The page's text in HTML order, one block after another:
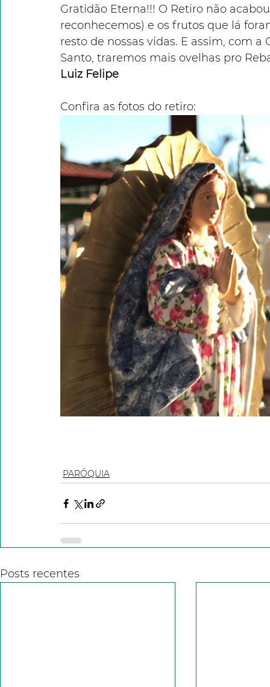
Gratidão Eterna!!! O Retiro não
reconhecemos) e os frutos que lá
resto de nossas vidas. E assim, com
Santo, traremos mais ovelhas pro
Luiz Felipe
Confira as fotos do retiro:
PARÓQUIA
Posts recentes